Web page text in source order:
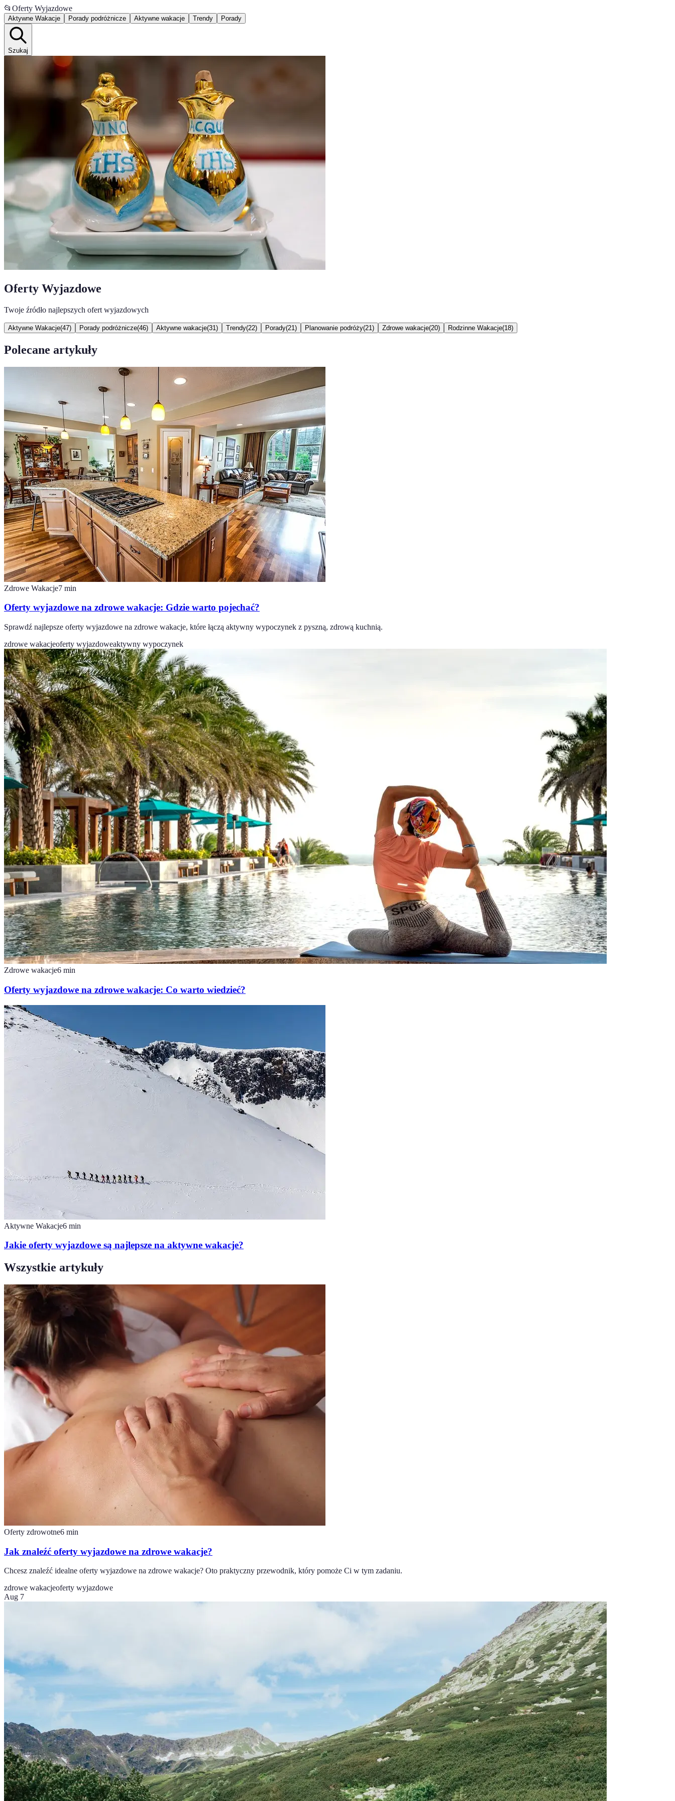
📂 Oferty Wyjazdowe
Aktywne Wakacje Porady podróżnicze Aktywne wakacje Trendy Porady
Szukaj
Oferty Wyjazdowe
Twoje źródło najlepszych ofert wyjazdowych
Aktywne Wakacje(47) Porady podróżnicze(46) Aktywne wakacje(31 ) Trendy(22) Porady(21 ) Planowanie podróży(21 ) Zdrowe wakacje(20) Rodzinne Wakacje(18)
Polecane artykuły
Zdrowe Wakacje7 min
Oferty wyjazdowe na zdrowe wakacje: Gdzie warto pojechać?
Sprawdź najlepsze oferty wyjazdowe na zdrowe wakacje, które łączą aktywny wypoczynek z pyszną, zdrową kuchnią.
zdrowe wakacjeoferty wyjazdoweaktywny wypoczynek
Zdrowe wakacje6 min
Oferty wyjazdowe na zdrowe wakacje: Co warto wiedzieć?
Aktywne Wakacje6 min
Jakie oferty wyjazdowe są najlepsze na aktywne wakacje?
Wszystkie artykuły
Oferty zdrowotne6 min
Jak znaleźć oferty wyjazdowe na zdrowe wakacje?
Chcesz znaleźć idealne oferty wyjazdowe na zdrowe wakacje? Oto praktyczny przewodnik, który pomoże Ci w tym zadaniu.
zdrowe wakacjeoferty wyjazdowe
Aug 7